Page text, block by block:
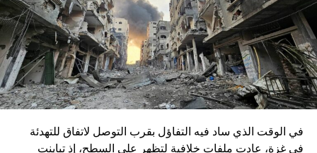
في الوقت الذي ساد فيه التفاؤل بقرب التوصل لاتفاق للتهدئة
في غزة، عادت ملفات خلافية لتظهر على السطح، إذ تباينت